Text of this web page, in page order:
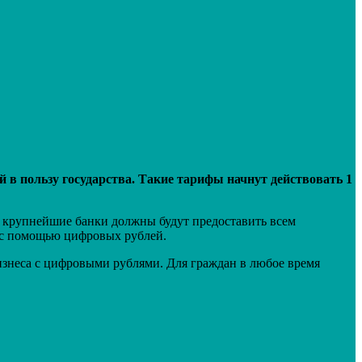
пользу государства. Такие тарифы начнут действовать 1
банки должны будут предоставить всем
с помощью цифровых рублей.
с цифровыми рублями. Для граждан в любое время